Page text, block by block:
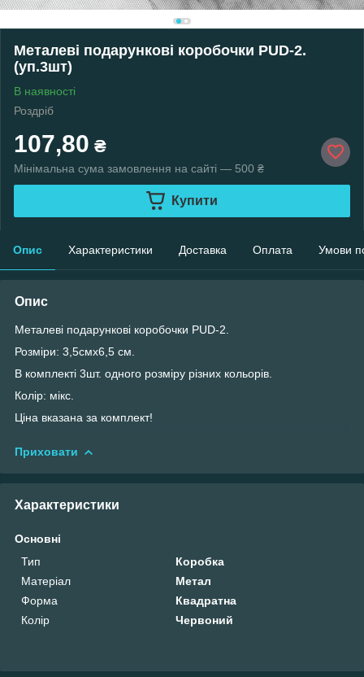
Металеві подарункові коробочки PUD-2.
(уп.3шт)
В наявності
Роздріб
107,80 ₴
Мінімальна сума замовлення на сайті — 500 ₴
Купити
Опис Характеристики Доставка Оплата Умови
Опис
Металеві подарункові коробочки PUD-2.
Розміри: 3,5смх6,5 см.
В комплекті 3шт. одного розміру різних кольорів.
Колір: мікс.
Ціна вказана за комплект!
Приховати
Характеристики
Основні
Тип
Коробка
Матеріал
Метал
Форма
Квадратна
Колір
Червоний